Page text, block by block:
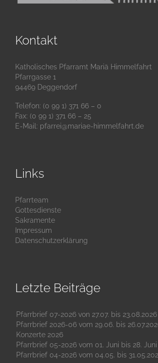
Kontakt
Katholisches Pfarramt Mariä Himmelfahrt
Pfarrgasse 1
94469 Deggendorf
Telefon: (0 99 1) 371 66 – 0
Fax: (0 99 1) 371 66 – 25
E-Mail: pfarrei@mariae-himmelfahrt.de
Links
Pfarrteam
Gottesdienste
Sakramente
Impressum
Datenschutzerklärung
Letzte Beiträge
Pfarrbrief 07-2026 von 27.07. bis 23.08.2026
Pfarrbrief 2026-06 vom 29.06. bis
Konzerte 2026
Pfarrbrief 05-2026 vom 01. Juni bis 28. Juni
Pfarrbrief 04-2026 vom 04.05. bis